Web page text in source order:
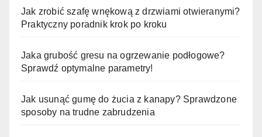
Jak zrobić szafę wnękową z drzwiami otwieranymi?
Praktyczny poradnik krok po kroku
Jaka grubość gresu na ogrzewanie podłogowe?
Sprawdź optymalne parametry!
Jak usunąć gumę do żucia z kanapy? Sprawdzone
sposoby na trudne zabrudzenia